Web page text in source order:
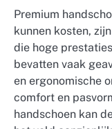
Premium
kunnen kosten,
die hoge
bevatten vaak
en ergonomische
comfort en
handschoen kan